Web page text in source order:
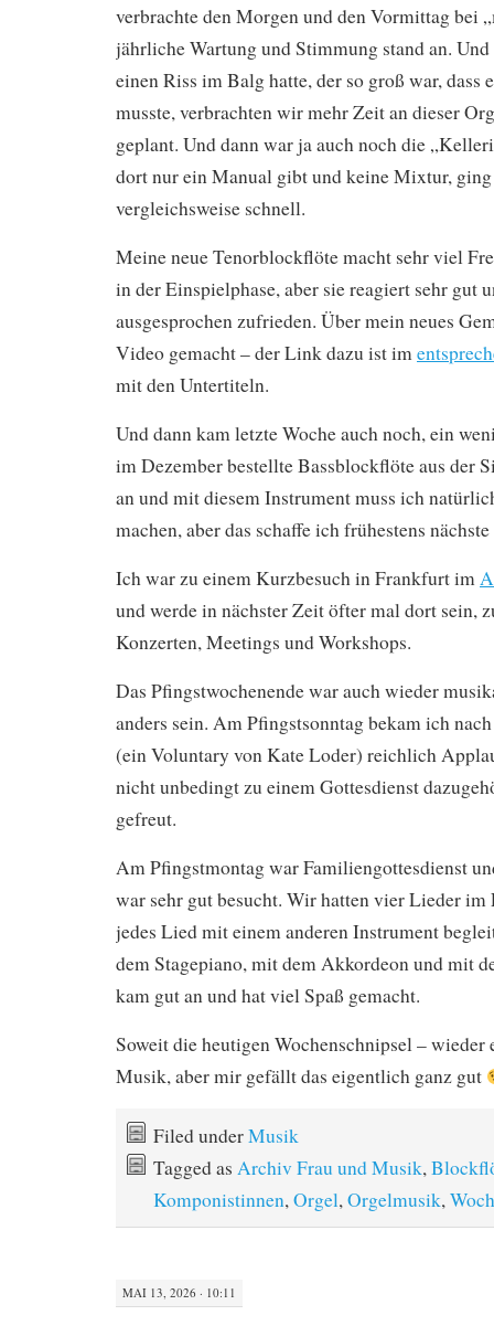
verbrachte den Morgen und den Vormittag bei
jährliche Wartung und Stimmung stand an.
einen Riss im Balg hatte, der so groß war, dass
musste, verbrachten wir mehr Zeit an dieser
geplant. Und dann war ja auch noch die
dort nur ein Manual gibt und keine Mixtur, ging
vergleichsweise schnell.
Meine neue Tenorblockflöte macht sehr viel
in der Einspielphase, aber sie reagiert sehr gut
ausgesprochen zufrieden. Über mein neues
Video gemacht – der Link dazu ist im
mit den Untertiteln.
Und dann kam letzte Woche auch noch, ein
im Dezember bestellte Bassblockflöte aus der
an und mit diesem Instrument muss ich
machen, aber das schaffe ich frühestens
Ich war zu einem Kurzbesuch in Frankfurt im
und werde in nächster Zeit öfter mal dort sein,
Konzerten, Meetings und Workshops.
Das Pfingstwochenende war auch wieder
anders sein. Am Pfingstsonntag bekam ich
(ein Voluntary von Kate Loder) reichlich
nicht unbedingt zu einem Gottesdienst
gefreut.
Am Pfingstmontag war Familiengottesdienst
war sehr gut besucht. Wir hatten vier Lieder im
jedes Lied mit einem anderen Instrument
dem Stagepiano, mit dem Akkordeon und mit
kam gut an und hat viel Spaß gemacht.
Soweit die heutigen Wochenschnipsel –
Musik, aber mir gefällt das eigentlich ganz gut
Filed underMusik
Tagged as Archiv Frau und Musik,
Komponistinnen,Orgel,Orgelmusik,
MAI 13, 2026 · 10:11